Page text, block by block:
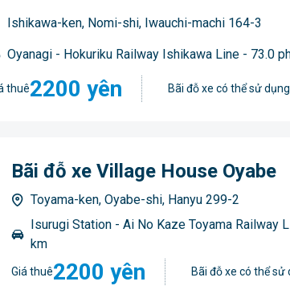
Ishikawa-ken, Nomi-shi, Iwauchi-machi 164-3
Oyanagi - Hokuriku Railway Ishikawa Line - 73.0
thuê2200 yên Bãi đỗ xe có thể sử dụng
Bãi đỗ xe Village House Oyabe
Toyama-ken, Oyabe-shi, Hanyu 299-2
Isurugi Station - Ai No Kaze Toyama Railway
km
Giá thuê2200 yên Bãi đỗ xe có thể sử